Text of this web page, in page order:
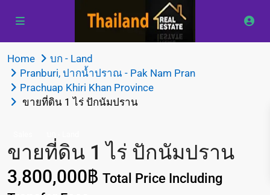
Home
บก - Land
Pranburi, ปากน้ำปราณ - Pak Nam Pran
Prachuap Khiri Khan Province
ขายที่ดิน 1 ไร่ ปักนัมปราน
ขายที่ดิน 1 ไร่ ปักนัมปราน
3,800,000฿ Total Price Including